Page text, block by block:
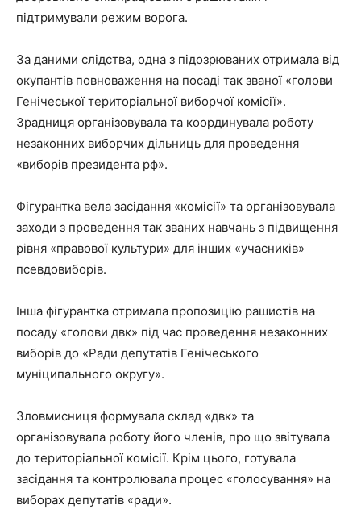
підтримували режим ворога.
За даними слідства, одна з підозрюваних отримала від
окупантів повноваження на посаді так званої «голови
Генічеської територіальної виборчої комісії».
Зрадниця організовувала та координувала роботу
незаконних виборчих дільниць для проведення
«виборів президента рф».
Фігурантка вела засідання «комісії» та організовувала
заходи з проведення так званих навчань з підвищення
рівня «правової культури» для інших «учасників»
псевдовиборів.
Інша фігурантка отримала пропозицію рашистів на
посаду «голови двк» під час проведення незаконних
виборів до «Ради депутатів Генічеського
муніципального округу».
Зловмисниця формувала склад «двк» та
організовувала роботу його членів, про що звітувала
до територіальної комісії. Крім цього, готувала
засідання та контролювала процес «голосування» на
виборах депутатів «ради».